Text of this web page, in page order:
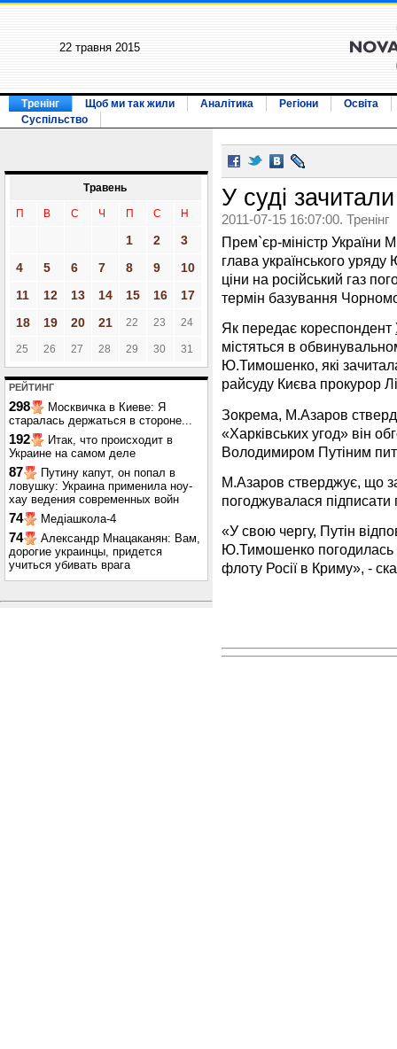
22 травня 2015
Тренінг Щоб ми так жили Аналітика Регіони
Освіта
Суспільство
Травень
П В С Ч П С Н
1 2
3
4
5 6 7 8 9
10
11
12 13 14 15 16
17
18
19 20 21 22 23 24
25 26 27 28 29 30 31
РЕЙТИНГ
298
Москвичка в Киеве: Я
старалась держаться в стороне...
192
Итак, что происходит в
Украине на самом деле
87
Путину капут, он попал в
ловушку: Украина применила ноу-
хау ведения современных войн
74 Медіашкола-4
74
Александр Мнацаканян: Вам,
дорогие украинцы, придется
учиться убивать врага
У суді
2011-07-15 16:07:00. Тренінг
Прем`єр-міністр України
глава українського
ціни на російський газ
термін базування
Як передає кореспондент
містяться в
Ю.Тимошенко, які
райсуду Києва прокурор
Зокрема, М.Азаров
«Харківських угод» він
Володимиром Путіним
М.Азаров стверджує, що
погоджувалася підписати
«У свою чергу, Путін
Ю.Тимошенко погодилась
флоту Росії в Криму», -